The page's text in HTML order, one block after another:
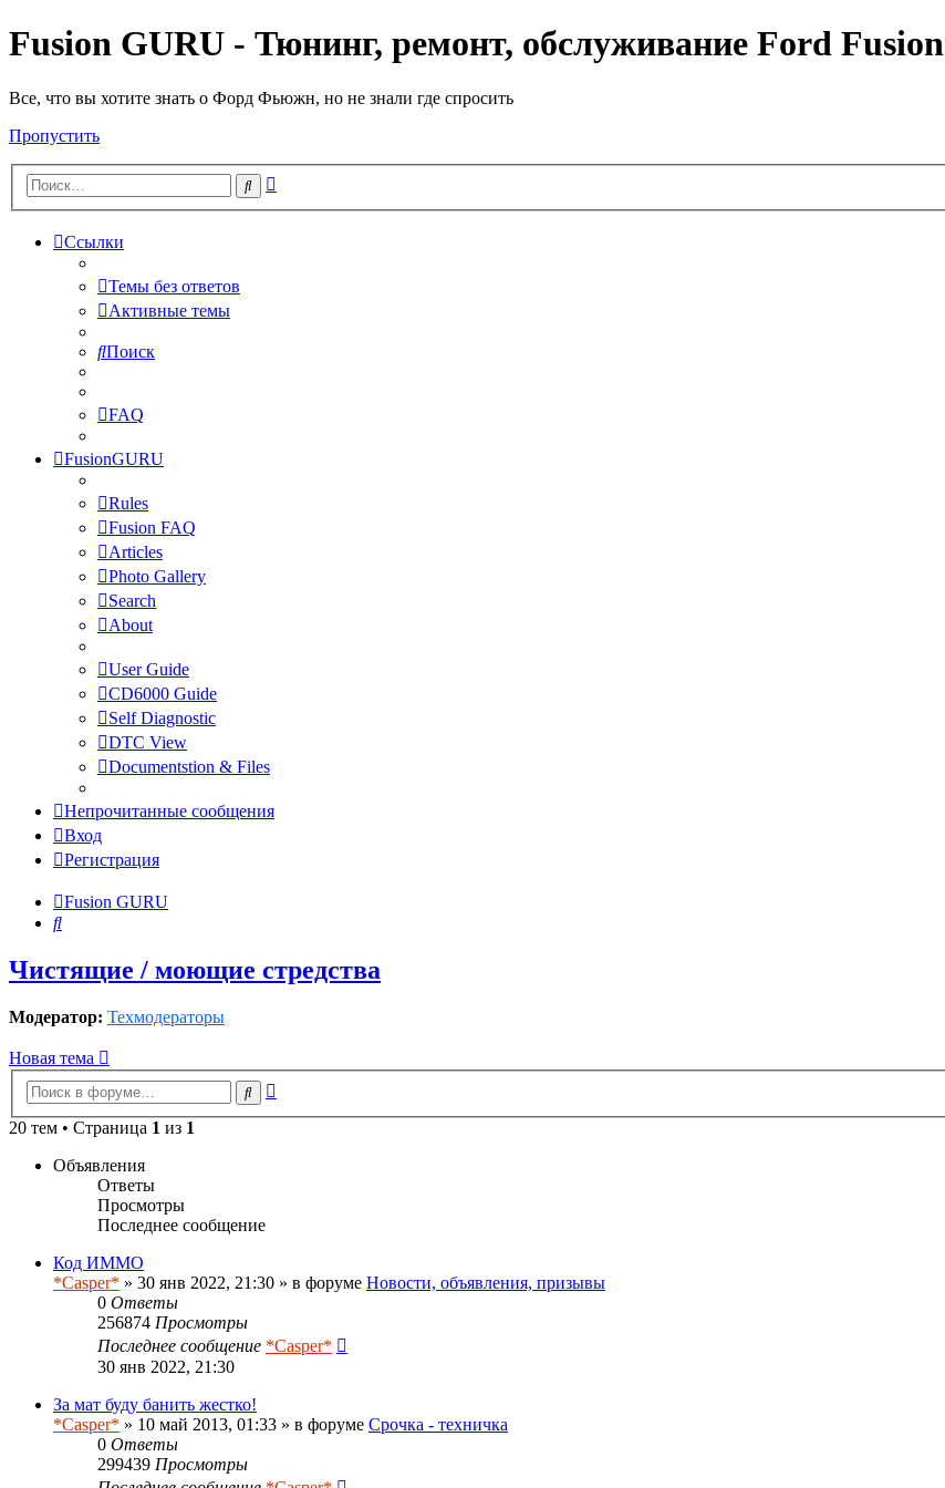
Fusion GURU - Тюнинг, ремонт, обслуживание Ford Fusion
Все, что вы хотите знать о Форд Фьюжн, но не знали где спросить
Пропустить
Поиск
Ссылки
Темы без ответов
Активные темы
Поиск
FAQ
FusionGURU
Rules
Fusion FAQ
Articles
Photo Gallery
Search
About
User Guide
CD6000 Guide
Self Diagnostic
DTC View
Documentstion & Files
Непрочитанные сообщения
Вход
Регистрация
Fusion GURU
Поиск
Чистящие / моющие стредства
Модератор: Техмодераторы
Новая тема
Поиск
20 тем • Страница 1 из 1
Объявления
Ответы
Просмотры
Последнее сообщение
Код ИММО
*Casper* » 30 янв 2022, 21:30 » в форуме Новости, объявления, призывы
0 Ответы
256874 Просмотры
Последнее сообщение *Casper*
30 янв 2022, 21:30
За мат буду банить жестко!
*Casper* » 10 май 2013, 01:33 » в форуме Срочка - техничка
0 Ответы
299439 Просмотры